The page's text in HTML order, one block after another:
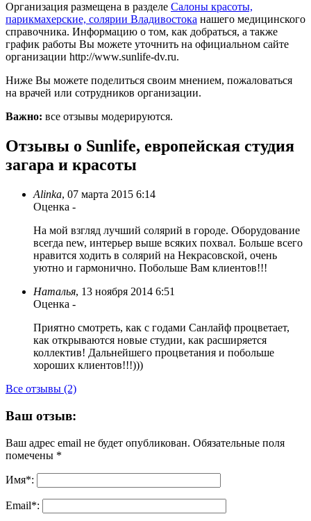
Организация размещена в разделе Салоны красоты,
парикмахерские, солярии Владивостока нашего медицинского
справочника. Информацию о том, как добраться, а также
график работы Вы можете уточнить на официальном сайте
организации http://www.sunlife-dv.ru.
Ниже Вы можете поделиться своим мнением, пожаловаться
на врачей или сотрудников организации.
Важно: все отзывы модерируются.
Отзывы о Sunlife, европейская студия
загара и красоты
Alinka, 07 марта 2015 6:14
Оценка -
На мой взгляд лучший солярий в городе. Оборудование
всегда new, интерьер выше всяких похвал. Больше всего
нравится ходить в солярий на Некрасовской, очень
уютно и гармонично. Побольше Вам клиентов!!!
Наталья, 13 ноября 2014 6:51
Оценка -
Приятно смотреть, как с годами Санлайф процветает,
как открываются новые студии, как расширяется
коллектив! Дальнейшего процветания и побольше
хороших клиентов!!!)))
Все отзывы (2)
Ваш отзыв:
Ваш адрес email не будет опубликован. Обязательные поля
помечены *
Имя*:
Email*: